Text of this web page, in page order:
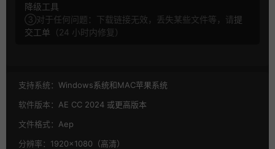
降级工具
③对于任何问题：下载链接无效，丢失某些文件等，请提
交工单 （24 小时内修复）
支持系统： Windows系统和MAC苹果系统
软件版本： AE CC 2024 或更高版本
文件格式： Aep
分辨率： 1920×1080（高清）